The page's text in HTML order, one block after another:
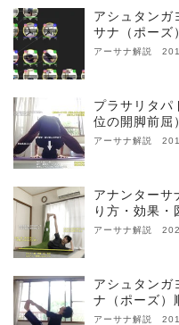
アシュタンガ
サナ（ポーズ
アーサナ解説
プラサリタパ
位の開脚前
アーサナ解説
アナンターサ
り方・効果・
アーサナ解説
アシュタンガ
ナ（ポーズ）
アーサナ解説